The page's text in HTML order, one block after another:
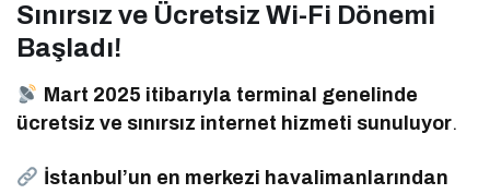
Sınırsız ve Ücretsiz Wi-Fi Dönemi
Başladı!
Mart 2025 itibarıyla terminal genelinde
ücretsiz ve sınırsız internet hizmeti sunuluyor.
İstanbul’un en merkezi havalimanlarından